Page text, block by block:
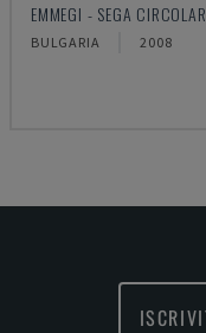
EMMEGI - SEGA
BULGARIA 2008